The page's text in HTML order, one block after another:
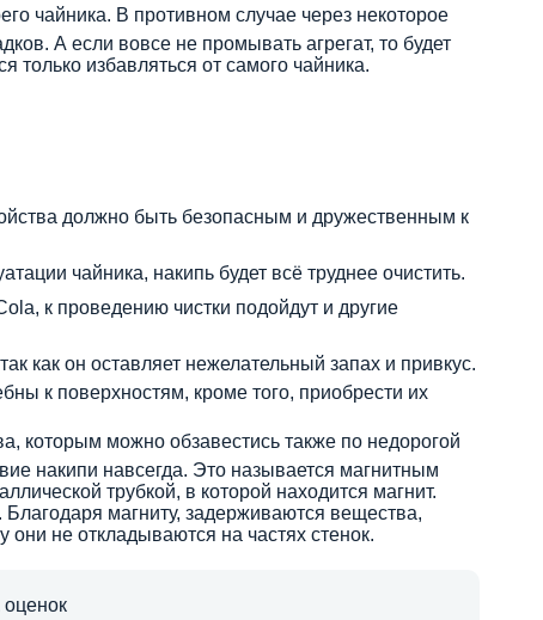
чайника. В противном случае через некоторое
А если вовсе не промывать агрегат, то будет
только избавляться от самого чайника.
должно быть безопасным и дружественным к
чайника, накипь будет всё труднее очистить.
к проведению чистки подойдут и другие
как он оставляет нежелательный запах и привкус.
к поверхностям, кроме того, приобрести их
которым можно обзавестись также по недорогой
накипи навсегда. Это называется магнитным
трубкой, в которой находится магнит.
Благодаря магниту, задерживаются вещества,
не откладываются на частях стенок.
оценок